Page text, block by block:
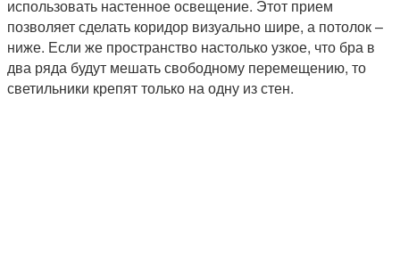
использовать настенное освещение. Этот прием
позволяет сделать коридор визуально шире, а потолок –
ниже. Если же пространство настолько узкое, что бра в
два ряда будут мешать свободному перемещению, то
светильники крепят только на одну из стен.